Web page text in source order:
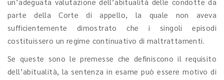
parte della Corte di appello, la quale non aveva
sufficientemente dimostrato che i singoli episodi
costituissero un regime continuativo di maltrattamenti.
Se queste sono le premesse che definiscono il requisito
dell’abitualità, la sentenza in esame può essere motivo di